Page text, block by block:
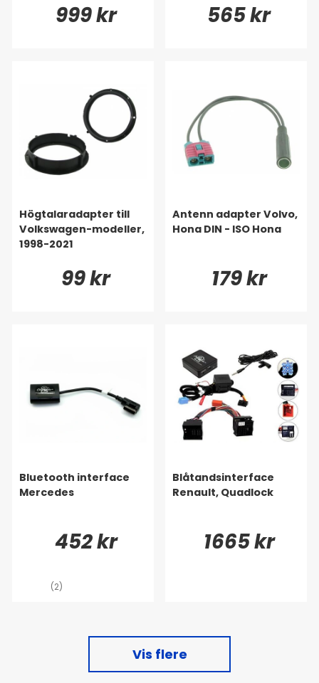
999 kr 565 kr
Högtalaradapter till
Volkswagen-modeller,
1998-2021
99 kr
Antenn adapter Volvo,
Hona DIN - ISO Hona
179 kr
Bluetooth interface
Mercedes
452 kr
(2)
Blåtandsinterface
Renault, Quadlock
1665 kr
Vis flere